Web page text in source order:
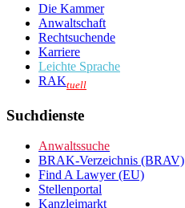
Die Kammer
Anwaltschaft
Rechtsuchende
Karriere
Leichte Sprache
RAKtuell
Suchdienste
Anwaltssuche
BRAK-Verzeichnis (BRAV)
Find A Lawyer (EU)
Stellenportal
Kanzleimarkt